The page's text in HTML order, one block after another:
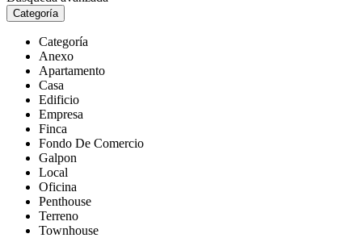
Categoría
Categoría
Anexo
Apartamento
Casa
Edificio
Empresa
Finca
Fondo De Comercio
Galpon
Local
Oficina
Penthouse
Terreno
Townhouse